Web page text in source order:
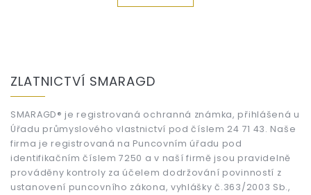
ZLATNICTVÍ SMARAGD
SMARAGD® je registrovaná ochranná známka, přihlášená u
Úřadu průmyslového vlastnictví pod číslem 24 71 43. Naše
firma je registrovaná na Puncovním úřadu pod
identifikačním číslem 7250 a v naší firmě jsou pravidelně
prováděny kontroly za účelem dodržování povinností z
ustanovení puncovního zákona, vyhlášky č.363/2003 Sb.,